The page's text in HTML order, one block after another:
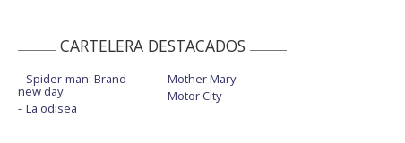
CARTELERA DESTACADOS
Spider-man: Brand
new day
La odisea
Mother Mary
Motor City